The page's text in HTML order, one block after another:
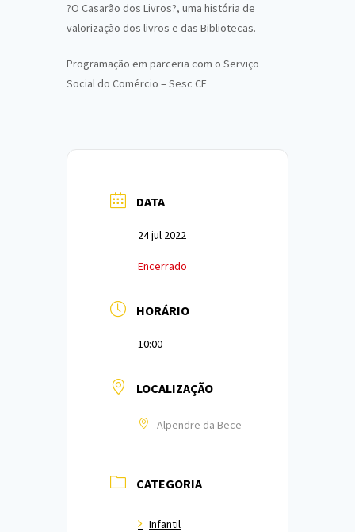
?O Casarão dos Livros?, uma história de
valorização dos livros e das Bibliotecas.
Programação em parceria com o Serviço
Social do Comércio – Sesc CE
DATA
24 jul 2022
Encerrado
HORÁRIO
10:00
LOCALIZAÇÃO
Alpendre da Bece
CATEGORIA
Infantil